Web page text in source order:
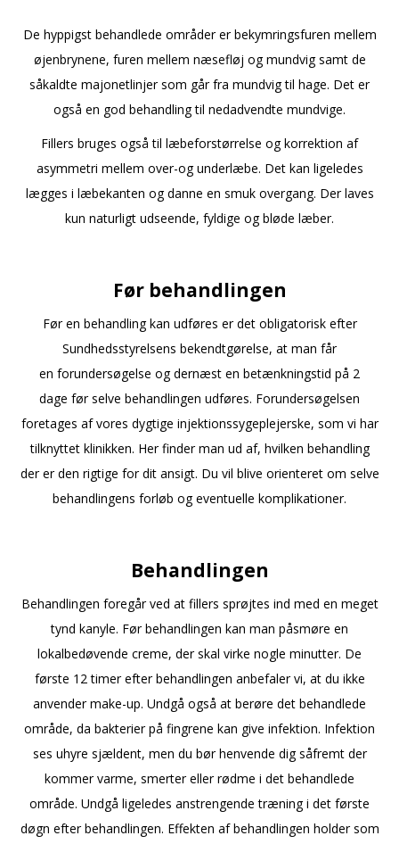
De hyppigst behandlede områder er bekymringsfuren mellem
øjenbrynene, furen mellem næsefløj og mundvig samt de
såkaldte majonetlinjer som går fra mundvig til hage. Det er
også en god behandling til nedadvendte mundvige.
Fillers bruges også til læbeforstørrelse og korrektion af
asymmetri mellem over-og underlæbe. Det kan ligeledes
lægges i læbekanten og danne en smuk overgang. Der laves
kun naturligt udseende, fyldige og bløde læber.
Før behandlingen
Før en behandling kan udføres er det obligatorisk efter
Sundhedsstyrelsens bekendtgørelse, at man får
en forundersøgelse og dernæst en betænkningstid på 2
dage før selve behandlingen udføres. Forundersøgelsen
foretages af vores dygtige injektionssygeplejerske, som vi har
tilknyttet klinikken. Her finder man ud af, hvilken behandling
der er den rigtige for dit ansigt. Du vil blive orienteret om selve
behandlingens forløb og eventuelle komplikationer.
Behandlingen
Behandlingen foregår ved at fillers sprøjtes ind med en meget
tynd kanyle. Før behandlingen kan man påsmøre en
lokalbedøvende creme, der skal virke nogle minutter. De
første 12 timer efter behandlingen anbefaler vi, at du ikke
anvender make-up. Undgå også at berøre det behandlede
område, da bakterier på fingrene kan give infektion. Infektion
ses uhyre sjældent, men du bør henvende dig såfremt der
kommer varme, smerter eller rødme i det behandlede
område. Undgå ligeledes anstrengende træning i det første
døgn efter behandlingen. Effekten af behandlingen holder som